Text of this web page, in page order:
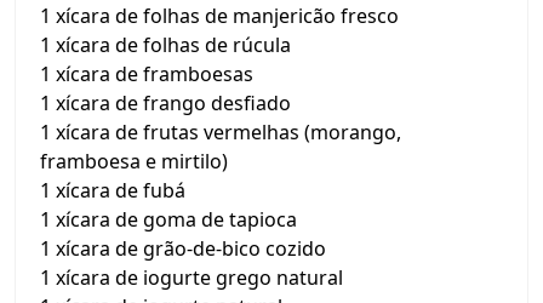
1 xícara de folhas de manjericão fresco
1 xícara de folhas de rúcula
1 xícara de framboesas
1 xícara de frango desfiado
1 xícara de frutas vermelhas (morango,
framboesa e mirtilo)
1 xícara de fubá
1 xícara de goma de tapioca
1 xícara de grão-de-bico cozido
1 xícara de iogurte grego natural